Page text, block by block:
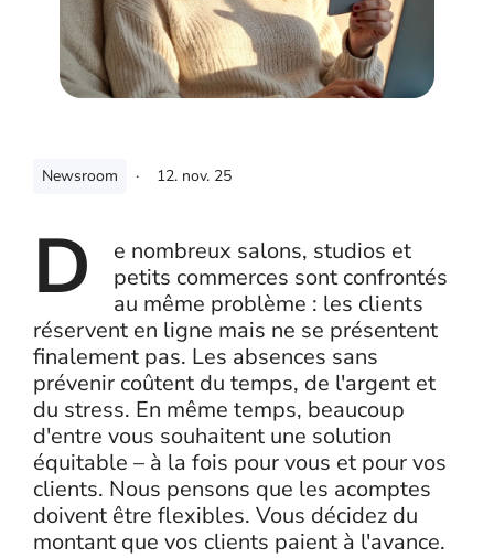
Newsroom · 12. nov. 25
D
e nombreux salons, studios et
petits commerces sont confrontés
au même problème : les clients
réservent en ligne mais ne se présentent
finalement pas. Les absences sans
prévenir coûtent du temps, de l'argent et
du stress. En même temps, beaucoup
d'entre vous souhaitent une solution
équitable – à la fois pour vous et pour vos
clients. Nous pensons que les acomptes
doivent être flexibles. Vous décidez du
montant que vos clients paient à l'avance.